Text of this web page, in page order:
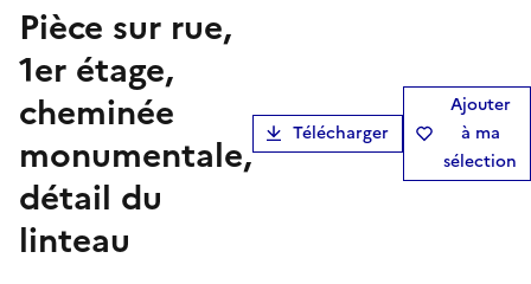
pièce sur rue,
1er étage,
cheminée
monumentale,
détail du
linteau
Télécharger
Ajouter
à ma
sélection